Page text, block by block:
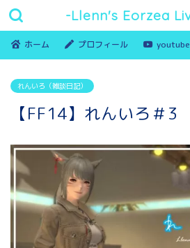
-Llenn's Eorzea
ホーム プロフィール youtube
れんいろ（雑談日記）
【FF14】れんいろ＃3